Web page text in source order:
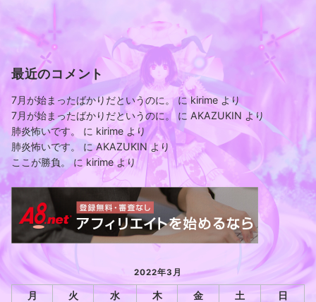
最近のコメント
7月が始まったばかりだというのに。にkirimeより
7月が始まったばかりだというのに。に AKAZUKIN より
肺炎怖いです。
に kirime より
肺炎怖いです。
にAKAZUKIN より
ここが勝負。に kirimeより
2022年3月
月 火 水 木 金 土
日